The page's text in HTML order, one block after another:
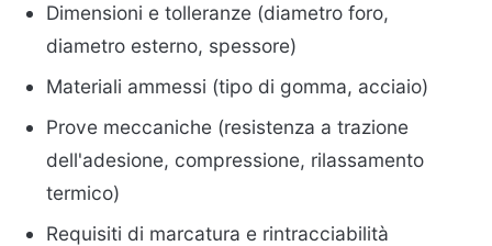
Dimensioni e tolleranze (diametro foro,
diametro esterno, spessore)
Materiali ammessi (tipo di gomma, acciaio)
Prove meccaniche (resistenza a trazione
dell'adesione, compressione, rilassamento
termico)
Requisiti di marcatura e rintracciabilità